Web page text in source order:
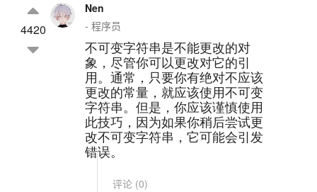
4420
Nen
- 程序员
不可变字符串是不能更改的对
象，尽管你可以更改对它的引
用。通常，只要你有绝对不应该
更改的常量，就应该使用不可变
字符串。但是，你应该谨慎使用
此技巧，因为如果你稍后尝试更
改不可变字符串，它可能会引发
错误。
评论 (0)